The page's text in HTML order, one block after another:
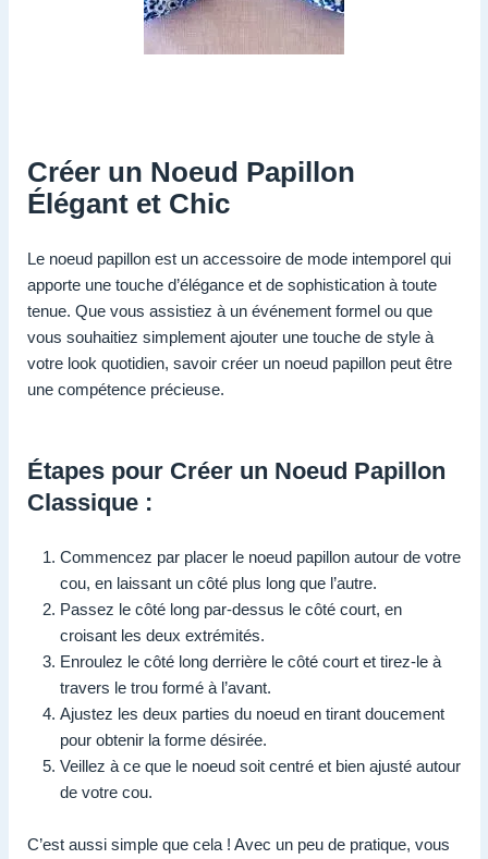
Créer un Noeud Papillon
Élégant et Chic
Le noeud papillon est un accessoire de mode intemporel qui
apporte une touche d’élégance et de sophistication à toute
tenue. Que vous assistiez à un événement formel ou que
vous souhaitiez simplement ajouter une touche de style à
votre look quotidien, savoir créer un noeud papillon peut être
une compétence précieuse.
Étapes pour Créer un Noeud Papillon
Classique :
Commencez par placer le noeud papillon autour de votre
cou, en laissant un côté plus long que l’autre.
Passez le côté long par-dessus le côté court, en
croisant les deux extrémités.
Enroulez le côté long derrière le côté court et tirez-le à
travers le trou formé à l’avant.
Ajustez les deux parties du noeud en tirant doucement
pour obtenir la forme désirée.
Veillez à ce que le noeud soit centré et bien ajusté autour
de votre cou.
C’est aussi simple que cela ! Avec un peu de pratique, vous